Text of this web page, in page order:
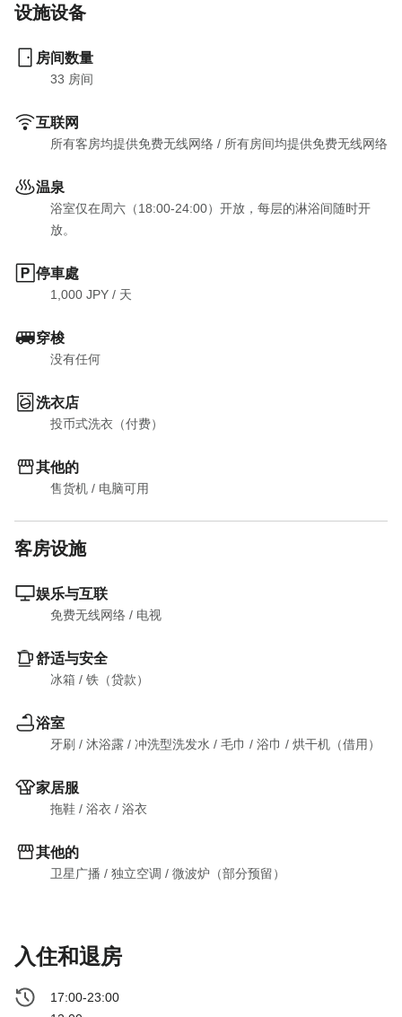
设施设备
房间数量
33 房间
互联网
所有客房均提供免费无线网络 / 所有房间均提供免费无线网络
温泉
浴室仅在周六（18:00-24:00）开放，每层的淋浴间随时开
放。
停車處
1,000 JPY / 天
穿梭
没有任何
洗衣店
投币式洗衣（付费）
其他的
售货机 / 电脑可用
客房设施
娱乐与互联
免费无线网络 / 电视
舒适与安全
冰箱 / 铁（贷款）
浴室
牙刷 / 沐浴露 / 冲洗型洗发水 / 毛巾 / 浴巾 / 烘干机（借用）
家居服
拖鞋 / 浴衣 / 浴衣
其他的
卫星广播 / 独立空调 / 微波炉（部分预留）
入住和退房
17:00-23:00